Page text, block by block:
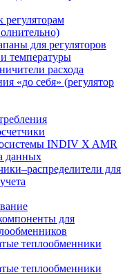
для регуляторов
температуры
расхода
«до себя» (регулятор
INDIV X AMR
данных
для
для
теплообменники
теплообменники